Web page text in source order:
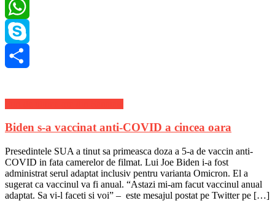
LinkedIn
WhatsApp
Skype
Biden s-a vaccinat anti-COVID a cincea oara
Presedintele SUA a tinut sa primeasca doza a 5-a de vaccin anti-
COVID in fata camerelor de filmat. Lui Joe Biden i-a fost
administrat serul adaptat inclusiv pentru varianta Omicron. El a
sugerat ca vaccinul va fi anual. “Astazi mi-am facut vaccinul anual
adaptat. Sa vi-l faceti si voi” – este mesajul postat pe Twitter pe […]